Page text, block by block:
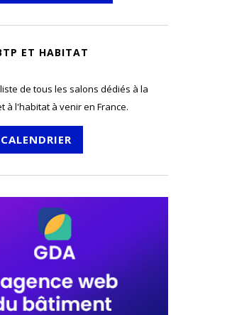
ET HABITAT
de tous les salons dédiés à la
à l'habitat à venir en France.